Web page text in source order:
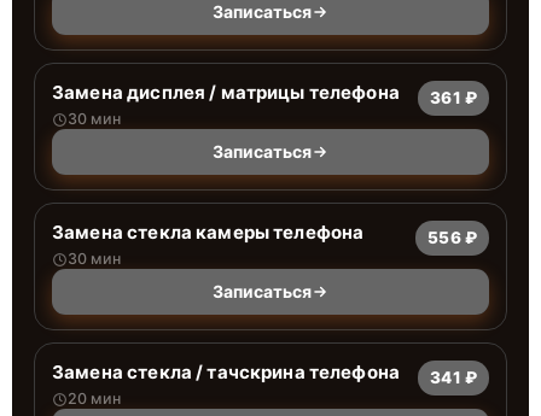
Записаться
Замена дисплея / матрицы телефона
30 мин
361 ₽
Записаться
Замена стекла камеры телефона
30 мин
556 ₽
Записаться
Замена стекла / тачскрина телефона
20 мин
341 ₽